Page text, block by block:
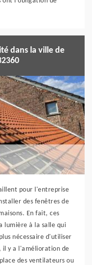
dans la ville de
pour l'entreprise
des fenêtres de
En fait, ces
lumière à la salle qui
nécessaire d'utiliser
il y a l'amélioration de
des ventilateurs ou